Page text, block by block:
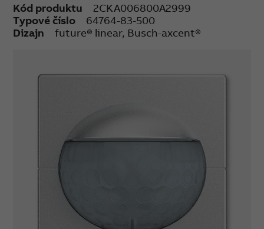
prahové osvetlenie (1 - 500 lx, denný režim, test),
oneskorenie vypnutia (10 s - 10 min., impulz 1 s)
Kvalita detekcie: 54 sektorov, 224 segmentov
časti krytu: dočasné alebo trvalé
Kód produktu
2CKA006800A2999
Typové číslo
64764-83-500
Dizajn
future® linear, Busch-axcent®